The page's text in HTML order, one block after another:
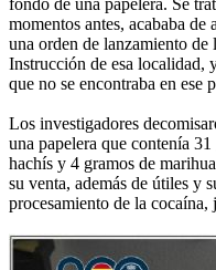
fondo de una papelera. Se
momentos antes, acababa de
una orden de lanzamiento
Instrucción de esa localidad,
que no se encontraba en ese
Los investigadores
una papelera que contenía
hachís y 4 gramos de
su venta, además de útiles y
procesamiento de la